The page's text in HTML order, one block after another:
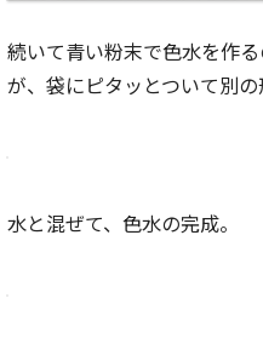
続いて青い粉末で色水を作
が、袋にピタッとついて別
水と混ぜて、色水の完成。